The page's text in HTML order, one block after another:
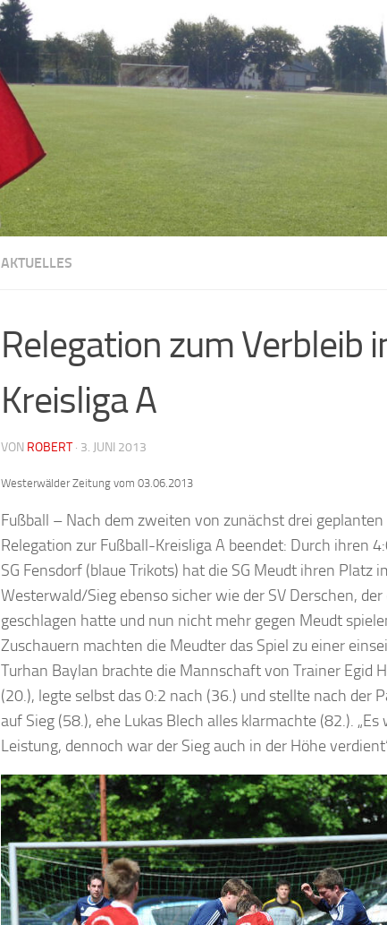
AKTUELLES
Relegation zum Verbleib
Kreisliga A
VON ROBERT · 3. JUNI 2013
Westerwälder Zeitung vom 03.06.2013
Fußball – Nach dem zweiten von zunächst drei
Relegation zur Fußball-Kreisliga A beendet: Durch ihren
SG Fensdorf (blaue Trikots) hat die SG Meudt ihren Platz
Westerwald/Sieg ebenso sicher wie der SV Derschen,
geschlagen hatte und nun nicht mehr gegen Meudt
Zuschauern machten die Meudter das Spiel zu einer
Turhan Baylan brachte die Mannschaft von Trainer Egid
(20.), legte selbst das 0:2 nach (36.) und stellte nach der
auf Sieg (58.), ehe Lukas Blech alles klarmachte (82.).
Leistung, dennoch war der Sieg auch in der Höhe